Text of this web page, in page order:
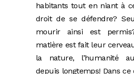
habitants tout en niant à
droit de se défendre?
mourir ainsi est
matière est fait leur
la nature, l’humanité
depuis longtemps! Dans ce